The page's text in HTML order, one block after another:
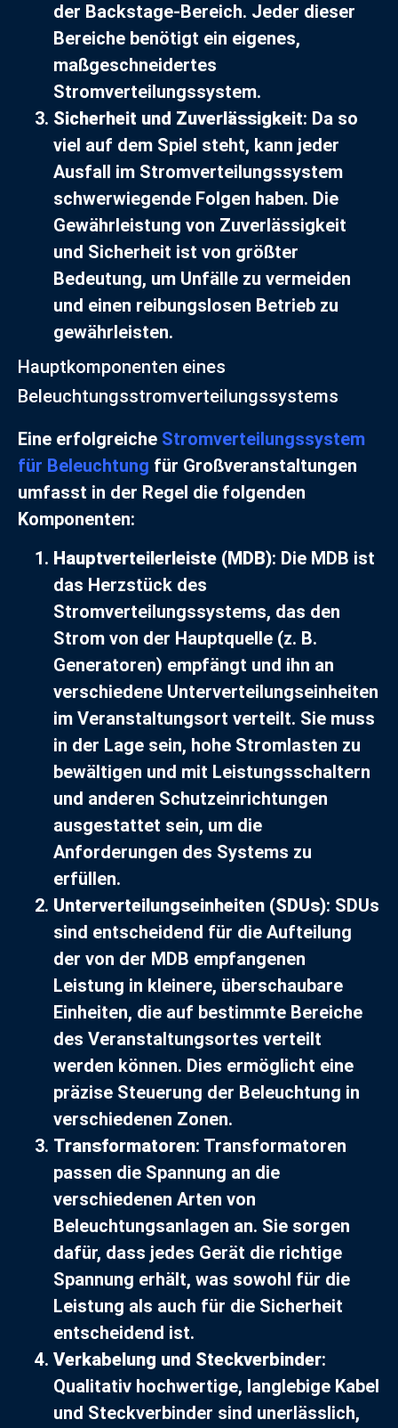
der Backstage-Bereich. Jeder dieser
Bereiche benötigt ein eigenes,
maßgeschneidertes
Stromverteilungssystem.
Sicherheit und Zuverlässigkeit: Da so
viel auf dem Spiel steht, kann jeder
Ausfall im Stromverteilungssystem
schwerwiegende Folgen haben. Die
Gewährleistung von Zuverlässigkeit
und Sicherheit ist von größter
Bedeutung, um Unfälle zu vermeiden
und einen reibungslosen Betrieb zu
gewährleisten.
Hauptkomponenten eines
Beleuchtungsstromverteilungssystems
Eine erfolgreiche Stromverteilungssystem
für Beleuchtung für Großveranstaltungen
umfasst in der Regel die folgenden
Komponenten:
Hauptverteilerleiste (MDB): Die MDB ist
das Herzstück des
Stromverteilungssystems, das den
Strom von der Hauptquelle (z. B.
Generatoren) empfängt und ihn an
verschiedene Unterverteilungseinheiten
im Veranstaltungsort verteilt. Sie muss
in der Lage sein, hohe Stromlasten zu
bewältigen und mit Leistungsschaltern
und anderen Schutzeinrichtungen
ausgestattet sein, um die
Anforderungen des Systems zu
erfüllen.
Unterverteilungseinheiten (SDUs): SDUs
sind entscheidend für die Aufteilung
der von der MDB empfangenen
Leistung in kleinere, überschaubare
Einheiten, die auf bestimmte Bereiche
des Veranstaltungsortes verteilt
werden können. Dies ermöglicht eine
präzise Steuerung der Beleuchtung in
verschiedenen Zonen.
Transformatoren: Transformatoren
passen die Spannung an die
verschiedenen Arten von
Beleuchtungsanlagen an. Sie sorgen
dafür, dass jedes Gerät die richtige
Spannung erhält, was sowohl für die
Leistung als auch für die Sicherheit
entscheidend ist.
Verkabelung und Steckverbinder:
Qualitativ hochwertige, langlebige Kabel
und Steckverbinder sind unerlässlich,